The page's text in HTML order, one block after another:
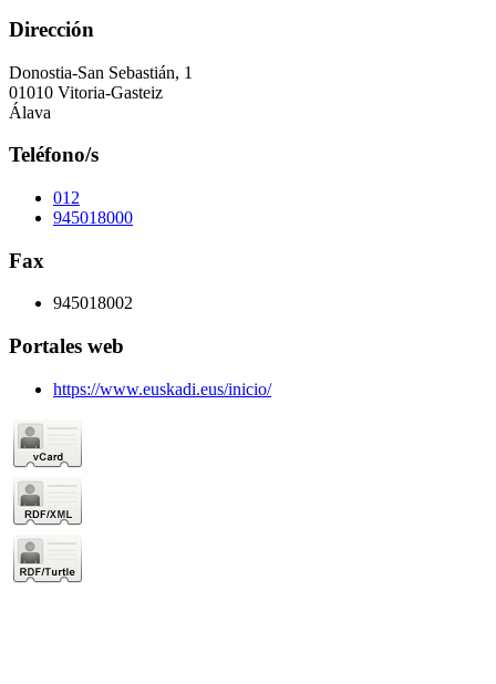
Dirección
Donostia-San Sebastián, 1
01010 Vitoria-Gasteiz
Álava
Teléfono/s
012
945018000
Fax
945018002
Portales web
https://www.euskadi.eus/inicio/